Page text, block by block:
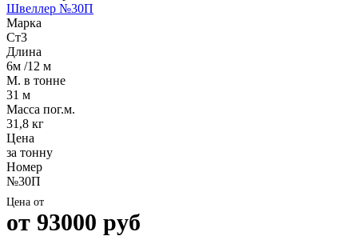
Швеллер №30П
Марка
Ст3
Длина
6м /12 м
М. в тонне
31 м
Масса пог.м.
31,8 кг
Цена
за тонну
Номер
№30П
Цена от
от 93000 руб